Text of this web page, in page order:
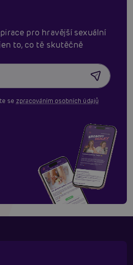
pro hravější sexuální
to, co tě skutěčně
se zpracováním osobních údajů